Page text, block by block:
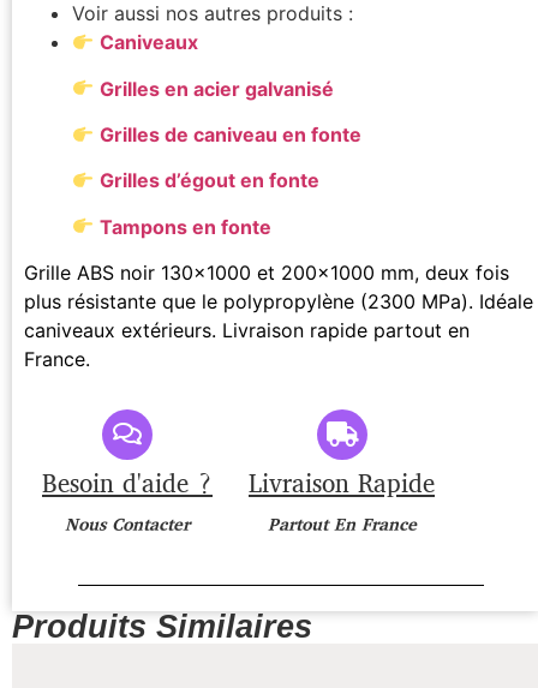
Voir aussi nos autres produits :
Caniveaux
Grilles en acier galvanisé
Grilles de caniveau en fonte
Grilles d’égout en fonte
Tampons en fonte
Grille ABS noir 130×1000 et 200×1000 mm, deux fois
plus résistante que le polypropylène (2300 MPa). Idéale
caniveaux extérieurs. Livraison rapide partout en
France.
Besoin d'aide ?
Nous Contacter
Livraison Rapide
Partout En France
Produits Similaires